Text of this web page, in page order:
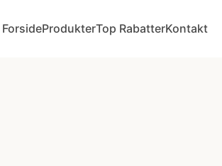
ForsideProdukterTop RabatterKontakt